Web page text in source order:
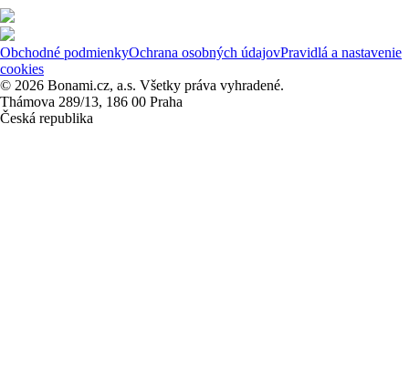
Obchodné podmienkyOchrana osobných údajovPravidlá a nastavenie
cookies
© 2026 Bonami.cz, a.s. Všetky práva vyhradené.
Thámova 289/13, 186 00 Praha
Česká republika